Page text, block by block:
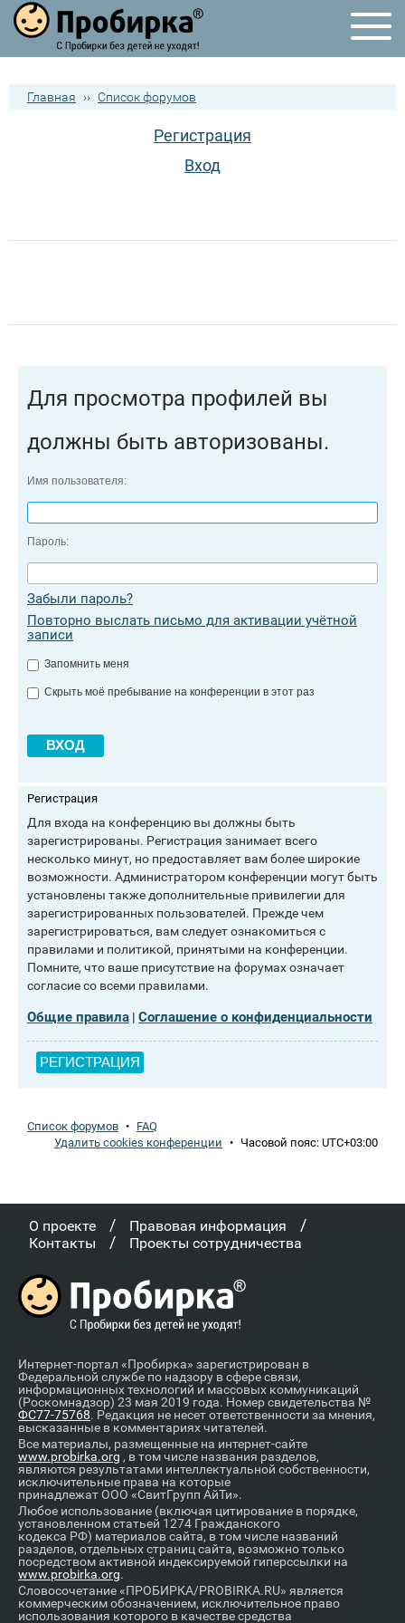
Главная ›› Список форумов
Регистрация
Вход
Для просмотра профилей вы
должны быть авторизованы.
Имя пользователя:
Пароль:
Забыли пароль?
Повторно выслать письмо для активации учётной
записи
Запомнить меня
Скрыть моё пребывание на конференции в этот раз
Регистрация
Для входа на конференцию вы должны быть
зарегистрированы. Регистрация занимает всего
несколько минут, но предоставляет вам более широкие
возможности. Администратором конференции могут быть
установлены также дополнительные привилегии для
зарегистрированных пользователей. Прежде чем
зарегистрироваться, вам следует ознакомиться с
правилами и политикой, принятыми на конференции.
Помните, что ваше присутствие на форумах означает
согласие со всеми правилами.
Общие правила | Соглашение о конфиденциальности
РЕГИСТРАЦИЯ
Список форумов • FAQ
Удалить cookies конференции • Часовой пояс: UTC+03:00
О проекте / Правовая информация /
Контакты / Проекты сотрудничества
Интернет-портал «Пробирка» зарегистрирован в
Федеральной службе по надзору в сфере связи,
информационных технологий и массовых коммуникаций
(Роскомнадзор) 23 мая 2019 года. Номер свидетельства №
ФС77-75768. Редакция не несет ответственности за мнения,
высказанные в комментариях читателей.
Все материалы, размещенные на интернет-сайте
www.probirka.org , в том числе названия разделов,
являются результатами интеллектуальной собственности,
исключительные права на которые
принадлежат ООО «СвитГрупп АйТи».
Любое использование (включая цитирование в порядке,
установленном статьей 1274 Гражданского
кодекса РФ) материалов сайта, в том числе названий
разделов, отдельных страниц сайта, возможно только
посредством активной индексируемой гиперссылки на
www.probirka.org.
Словосочетание «ПРОБИРКА/PROBIRKA.RU» является
коммерческим обозначением, исключительное право
использования которого в качестве средства